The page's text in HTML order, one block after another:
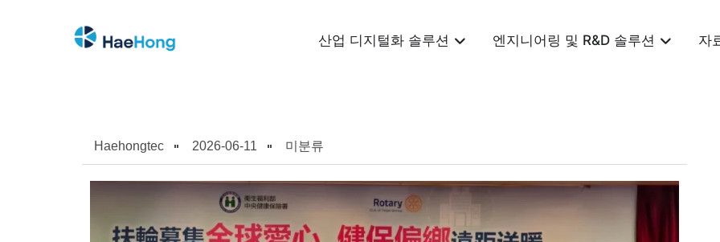
산업 디지털화 솔루션 엔지니어링 및 R&D 솔루션 자
Haehongtec 2026-06-11 미분류